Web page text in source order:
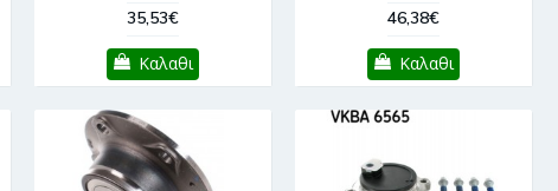
35,53€
Καλαθι
46,38€
Καλαθι